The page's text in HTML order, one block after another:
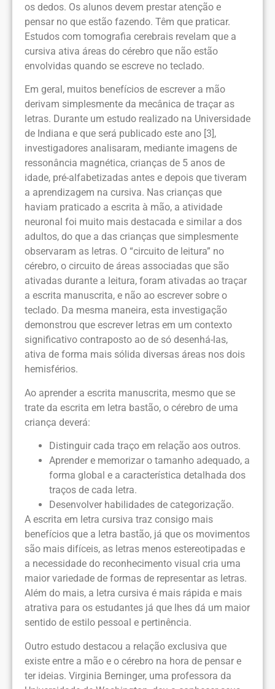
os dedos. Os alunos devem prestar atenção e
pensar no que estão fazendo. Têm que praticar.
Estudos com tomografia cerebrais revelam que a
cursiva ativa áreas do cérebro que não estão
envolvidas quando se escreve no teclado.
Em geral, muitos benefícios de escrever a mão
derivam simplesmente da mecânica de traçar as
letras. Durante um estudo realizado na Universidade
de Indiana e que será publicado este ano [3],
investigadores analisaram, mediante imagens de
ressonância magnética, crianças de 5 anos de
idade, pré-alfabetizadas antes e depois que tiveram
a aprendizagem na cursiva. Nas crianças que
haviam praticado a escrita à mão, a atividade
neuronal foi muito mais destacada e similar a dos
adultos, do que a das crianças que simplesmente
observaram as letras. O “circuito de leitura” no
cérebro, o circuito de áreas associadas que são
ativadas durante a leitura, foram ativadas ao traçar
a escrita manuscrita, e não ao escrever sobre o
teclado. Da mesma maneira, esta investigação
demonstrou que escrever letras em um contexto
significativo contraposto ao de só desenhá-las,
ativa de forma mais sólida diversas áreas nos dois
hemisférios.
Ao aprender a escrita manuscrita, mesmo que se
trate da escrita em letra bastão, o cérebro de uma
criança deverá:
Distinguir cada traço em relação aos outros.
Aprender e memorizar o tamanho adequado, a
forma global e a característica detalhada dos
traços de cada letra.
Desenvolver habilidades de categorização.
A escrita em letra cursiva traz consigo mais
benefícios que a letra bastão, já que os movimentos
são mais difíceis, as letras menos estereotipadas e
a necessidade do reconhecimento visual cria uma
maior variedade de formas de representar as letras.
Além do mais, a letra cursiva é mais rápida e mais
atrativa para os estudantes já que lhes dá um maior
sentido de estilo pessoal e pertinência.
Outro estudo destacou a relação exclusiva que
existe entre a mão e o cérebro na hora de pensar e
ter ideias. Virginia Berninger, uma professora da